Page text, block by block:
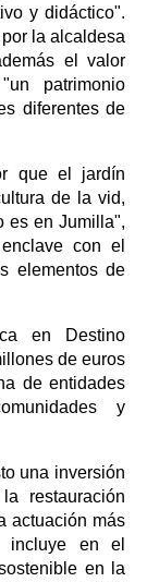
y didáctico".
la alcaldesa
el valor
patrimonio
diferentes de
que el jardín
de la vid,
es en Jumilla",
con el
elementos de
en Destino
de euros
de entidades
y
una inversión
restauración
actuación más
incluye en el
en la